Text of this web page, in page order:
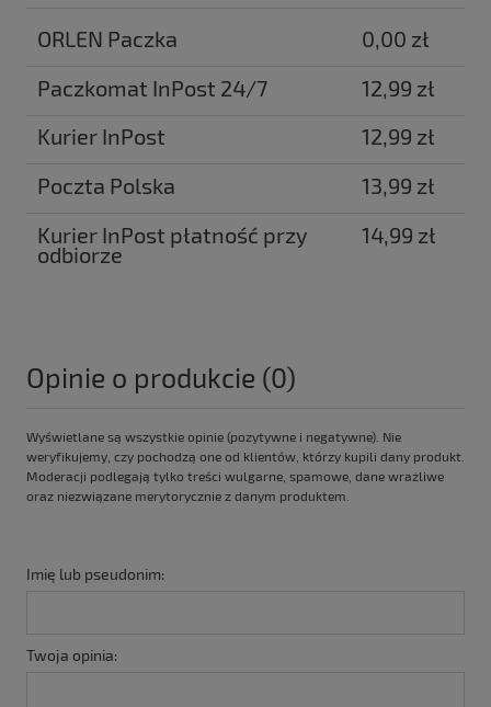
ORLEN Paczka
0,00 zł
Paczkomat InPost 24/7
12,99 zł
Kurier InPost
12,99 zł
Poczta Polska
13,99 zł
Kurier InPost płatność przy
odbiorze
14,99 zł
Opinie o produkcie (0)
Wyświetlane są wszystkie opinie (pozytywne i negatywne). Nie
weryfikujemy, czy pochodzą one od klientów, którzy kupili dany produkt.
Moderacji podlegają tylko treści wulgarne, spamowe, dane wrażliwe
oraz niezwiązane merytorycznie z danym produktem.
Imię lub pseudonim:
Twoja opinia: